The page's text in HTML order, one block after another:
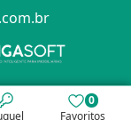
0
Favoritos